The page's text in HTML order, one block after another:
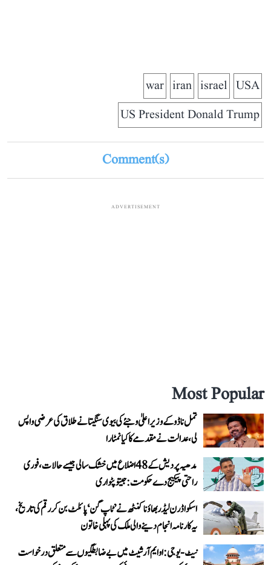
USA
israel
iran
war
US President Donald Trump
Comment(s)
ADVERTISEMENT
Most Popular
تمل ناڈو کے وزیر اعلیٰ وجئے کی بیوی سنگیتا نے طلاق کی عرضی واپس
لی، عدالت نے مقدمے کا کیا نمٹارا
مدھیہ پردیش کے 48 اضلاع میں خشک سالی جیسے حالات، فوری
راحتی پیکیج دے حکومت: جیتو پٹواری
اسکواڈرن لیڈر بھاؤنا کنٹھ نے ’ٹاپ گن‘ پائلٹ بن کر رقم کی تاریخ،
یہ کارنامہ انجام دینے والی ملک کی پہلی خاتون
نیٹ-یو جی: او ایم آر شیٹ میں بے ضابطگیوں سے متعلق درخواست